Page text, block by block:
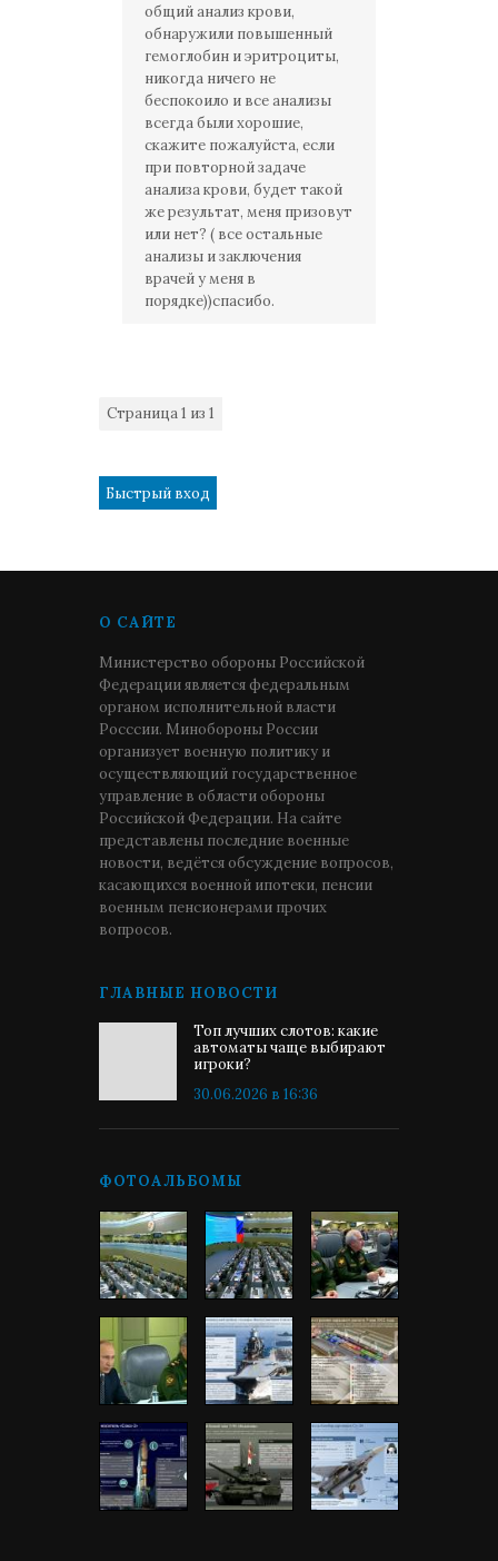
общий анализ крови,
обнаружили повышенный
гемоглобин и эритроциты,
никогда ничего не
беспокоило и все анализы
всегда были хорошие,
скажите пожалуйста, если
при повторной задаче
анализа крови, будет такой
же результат, меня призовут
или нет? ( все остальные
анализы и заключения
врачей у меня в
порядке))спасибо.
Страница1 из 1
О САЙТЕ
Министерство обороны Российской
Федерации является федеральным
органом исполнительной власти
Росссии. Минобороны России
организует военную политику и
осуществляющий государственное
управление в области обороны
Российской Федерации. На сайте
представлены последние военные
новости, ведётся обсуждение вопросов,
касающихся военной ипотеки, пенсии
военным пенсионерами прочих
вопросов.
ГЛАВНЫЕ НОВОСТИ
Топ лучших слотов: какие
автоматы чаще выбирают
игроки?
30.06.2026 в 16:36
ФОТОАЛЬБОМЫ